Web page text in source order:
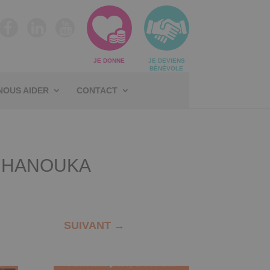
JE DEVIENS
BÉNÉVOLE
JE DONNE
AIDER CONTACT
SUIVANT →